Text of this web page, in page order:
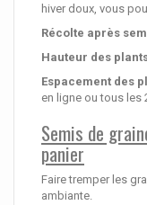
hiver doux, vous
Récolte après
Hauteur des
Espacement des
en ligne ou tous les
Semis de
panier
Faire tremper les
ambiante.